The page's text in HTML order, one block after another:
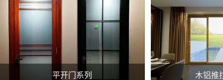
平开门系列 木铝推